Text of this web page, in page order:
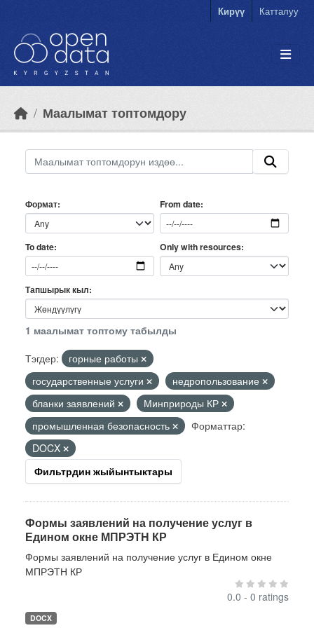
Кирүү Катталуу
Маалымат топтомдору
Формат From date
To date Only with resources
Тапшырык кыл
1 маалымат топтому табылды
Тэгдер:
горные работы
государственные услуги
недропользование
бланки заявлений
Минприроды КР
промышленная безопасность
Форматтар:
DOCX
Фильтрдин жыйынтыктары
Формы заявлений на получение услуг в
Едином окне МПРЭТН КР
Формы заявлений на получение услуг в Едином окне
МПРЭТН КР
0.0 - 0 ratings
DOCX